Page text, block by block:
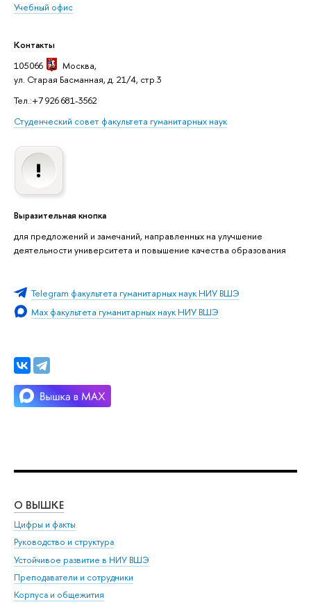
Учебный офис
Контакты
105066
Москва,
ул. Старая Басманная, д. 21/4, стр.3
Тел.:+7 926 681-3562
Студенческий совет факультета гуманитарных наук
Выразительная кнопка
для предложений и замечаний, направленных на улучшение
деятельности университета и повышение качества образования
Telegram факультета гуманитарных наук НИУ ВШЭ
Мах факультета гуманитарных наук НИУ ВШЭ
О ВЫШКЕ
Цифры и факты
Руководство и структура
Устойчивое развитие в НИУ ВШЭ
Преподаватели и сотрудники
Корпуса и общежития